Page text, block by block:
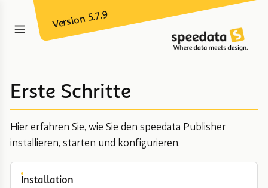
Version 5.7.9
Erste Schritte
Hier erfahren Sie, wie Sie den speedata Publisher
installieren, starten und konfigurieren.
Installation